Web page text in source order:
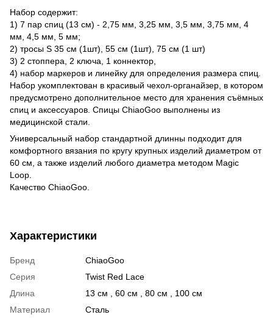
Набор содержит:
1) 7 пар спиц (13 см) - 2,75 мм, 3,25 мм, 3,5 мм, 3,75 мм, 4
мм, 4,5 мм, 5 мм;
2) тросы S 35 см (1шт), 55 см (1шт), 75 см (1 шт)
3) 2 стоппера, 2 ключа, 1 коннектор,
4) набор маркеров и линейку для определения размера спиц.
Набор укомплектован в красивый чехол-органайзер, в котором
предусмотрено дополнительное место для хранения съёмных
спиц и аксессуаров. Спицы ChiaoGoo выполнены из
медицинской стали.
Универсальный набор стандартной длинны подходит для
комфортного вязания по кругу крупных изделий диаметром от
60 см, а также изделий любого диаметра методом Magic
Loop.
Качество ChiaoGoo.
Характеристики
Бренд
ChiaoGoo
Серия
Twist Red Lace
Длина
13 см , 60 см , 80 см , 100 см
Материал
Сталь